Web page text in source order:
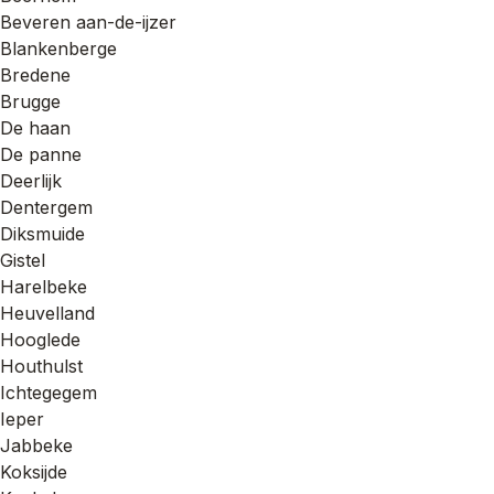
Beveren aan-de-ijzer
Blankenberge
Bredene
Brugge
De haan
De panne
Deerlijk
Dentergem
Diksmuide
Gistel
Harelbeke
Heuvelland
Hooglede
Houthulst
Ichtegegem
Ieper
Jabbeke
Koksijde